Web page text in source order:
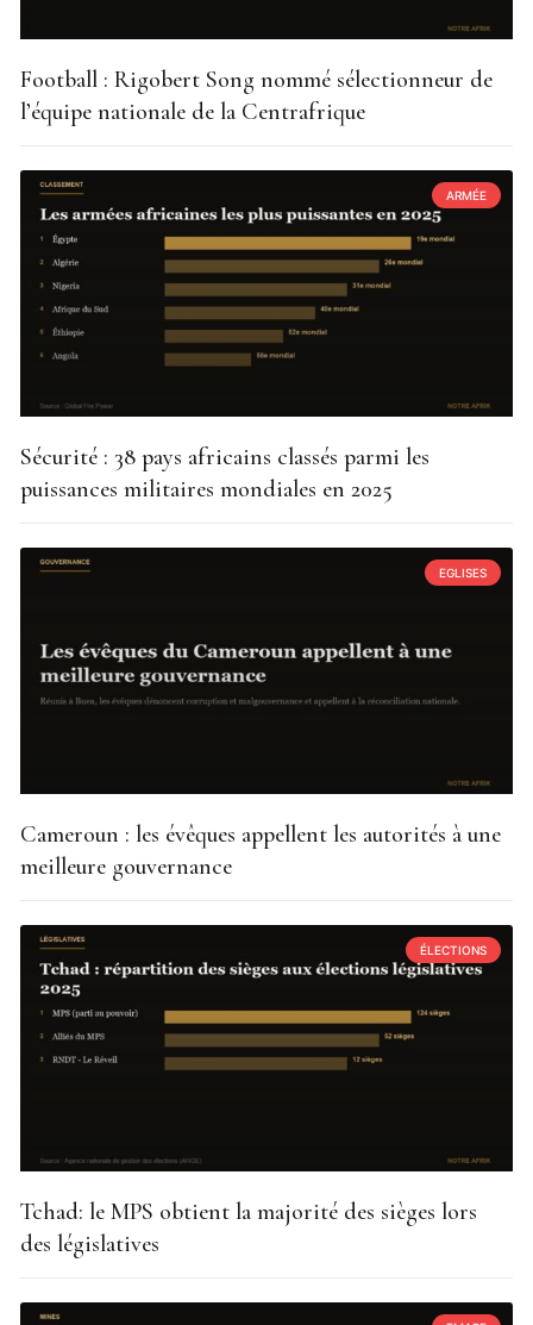
Football : Rigobert Song nommé sélectionneur de
l’équipe nationale de la Centrafrique
ARMÉE
Sécurité : 38 pays africains classés parmi les
puissances militaires mondiales en 2025
EGLISES
Cameroun : les évêques appellent les autorités à une
meilleure gouvernance
ÉLECTIONS
Tchad: le MPS obtient la majorité des sièges lors
des législatives